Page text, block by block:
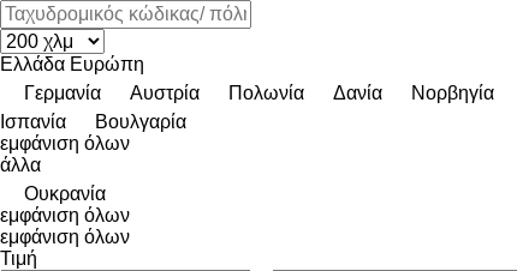
Ελλάδα Ευρώπη
Γερμανία
Αυστρία Πολωνία Δανία Νορβηγία
Ισπανία
Βουλγαρία
εμφάνιση όλων
άλλα
Ουκρανία
εμφάνιση όλων
εμφάνιση όλων
Τιμή